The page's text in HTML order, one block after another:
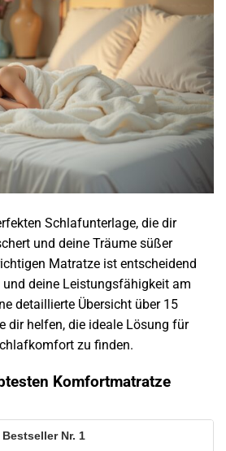
Schlafunterlage, die dir
und deine Träume süßer
Matratze ist entscheidend
deine Leistungsfähigkeit am
detaillierte Übersicht über 15
dir helfen, die ideale Lösung für
zu finden.
Komfortmatratze
1